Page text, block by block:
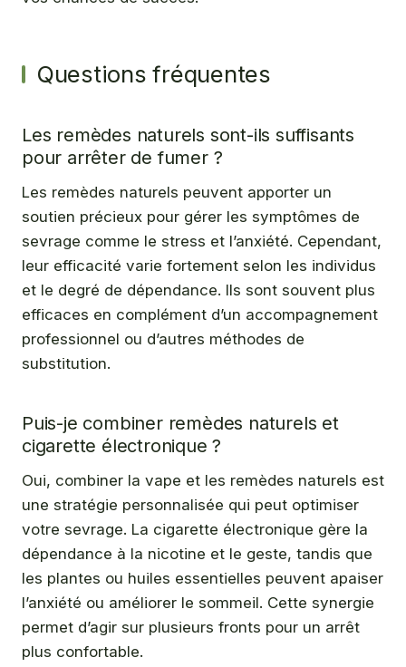
Questions fréquentes
Les remèdes naturels sont-ils suffisants
pour arrêter de fumer ?
Les remèdes naturels peuvent apporter un
soutien précieux pour gérer les symptômes de
sevrage comme le stress et l’anxiété. Cependant,
leur efficacité varie fortement selon les individus
et le degré de dépendance. Ils sont souvent plus
efficaces en complément d’un accompagnement
professionnel ou d’autres méthodes de
substitution.
Puis-je combiner remèdes naturels et
cigarette électronique ?
Oui, combiner la vape et les remèdes naturels est
une stratégie personnalisée qui peut optimiser
votre sevrage. La cigarette électronique gère la
dépendance à la nicotine et le geste, tandis que
les plantes ou huiles essentielles peuvent apaiser
l’anxiété ou améliorer le sommeil. Cette synergie
permet d’agir sur plusieurs fronts pour un arrêt
plus confortable.